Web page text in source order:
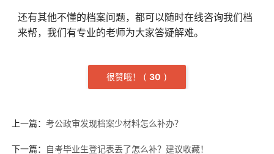
还有其他不懂的档案问题，都可以随时在线咨询我们档
来帮，我们有专业的老师为大家答疑解难。
很赞哦！ ( 30 )
上一篇： 考公政审发现档案少材料怎么补办？
下一篇： 自考毕业生登记表丢了怎么补？建议收藏！